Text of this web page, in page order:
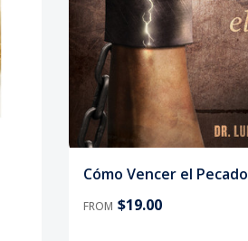
Cómo Vencer el Pecado
FROM $19.00